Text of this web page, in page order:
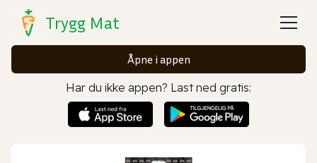
Trygg Mat
Åpne i appen
Har du ikke appen? Last ned gratis: